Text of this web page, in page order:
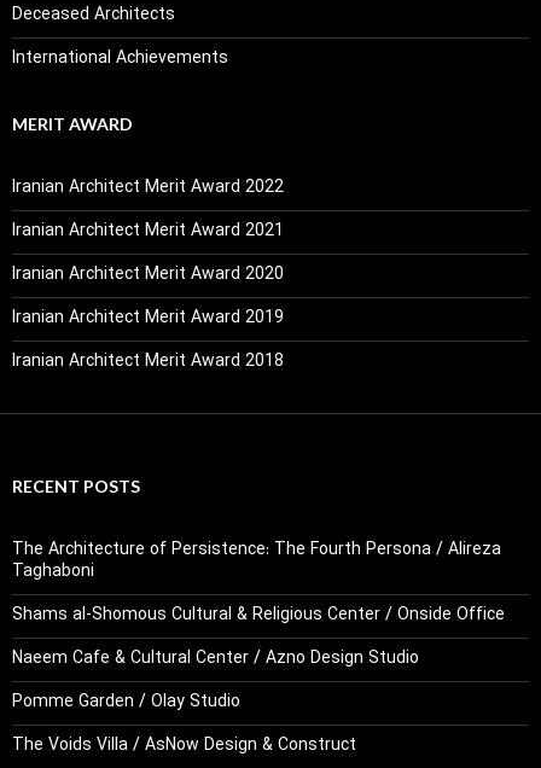
Deceased Architects
International Achievements
MERIT AWARD
Iranian Architect Merit Award 2022
Iranian Architect Merit Award 2021
Iranian Architect Merit Award 2020
Iranian Architect Merit Award 2019
Iranian Architect Merit Award 2018
RECENT POSTS
The Architecture of Persistence: The Fourth Persona / Alireza
Taghaboni
Shams al-Shomous Cultural & Religious Center / Onside Office
Naeem Cafe & Cultural Center / Azno Design Studio
Pomme Garden / Olay Studio
The Voids Villa / AsNow Design & Construct